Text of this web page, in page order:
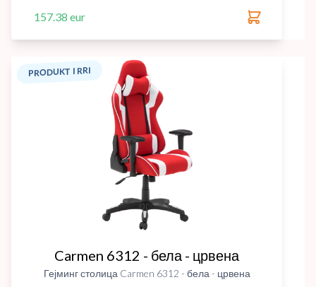
157.38 eur
PRODUKT I RRI
Carmen 6312 - бела - црвена
Гејминг столица Carmen 6312 - бела - црвена